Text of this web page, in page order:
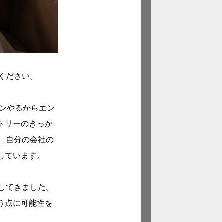
さい。
やるからエン
リーのきっか
自分の会社の
います。
きました。
点に可能性を